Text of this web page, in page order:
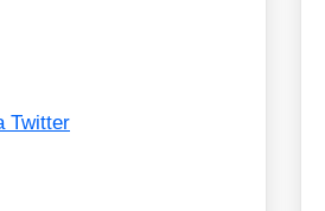
Twit­ter